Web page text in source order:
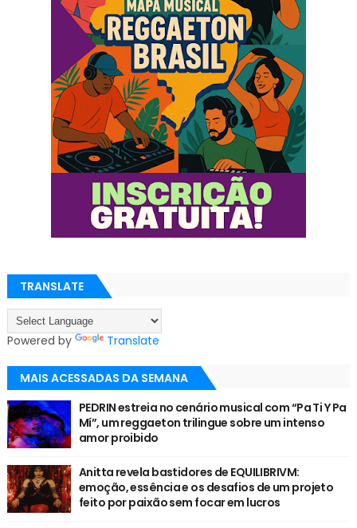
TRANSLATE
Powered by Translate
MAIS ACESSADAS DA SEMANA
PEDRIN estreia no cenário musical com “Pa Ti Y Pa
Mí”, um reggaeton trilingue sobre um intenso
amor proibido
Anitta revela bastidores de EQUILIBRIVM:
emoção, essência e os desafios de um projeto
feito por paixão sem focar em lucros